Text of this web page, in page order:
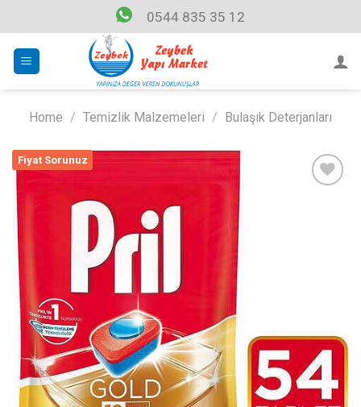
to
content
0544 835 35 12
Home / Temizlik Malzemeleri / Bulaşık Deterjanları
Fiyat Sorunuz